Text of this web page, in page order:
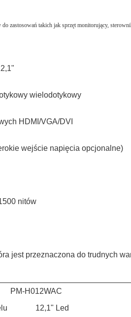
do zastosowań takich jak sprzęt monitorujący,
wielodotykowy
HDMI/VGA/DVI
wejście napięcia opcjonalne)
nitów
jest przeznaczona do trudnych
PM-H012WAC
12,1" Led